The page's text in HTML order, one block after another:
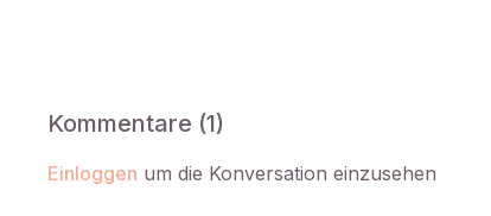
Kommentare (1)
Einloggen um die Konversation einzusehen